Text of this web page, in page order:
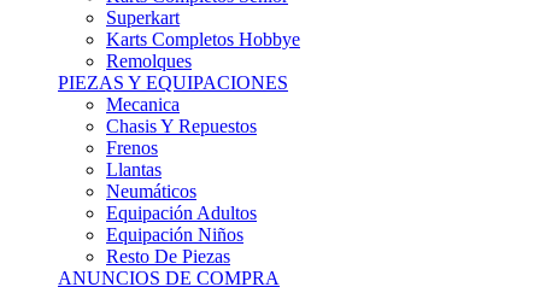
Superkart
Karts Completos Hobbye
Remolques
PIEZAS Y EQUIPACIONES
Mecanica
Chasis Y Repuestos
Frenos
Llantas
Neumáticos
Equipación Adultos
Equipación Niños
Resto De Piezas
ANUNCIOS DE COMPRA